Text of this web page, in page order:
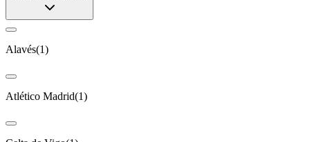
Alavés(1)
Atlético Madrid(1)